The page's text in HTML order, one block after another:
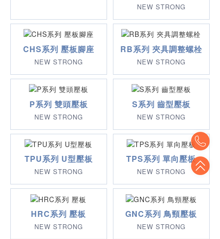
NEW STRONG
CHS系列 壓板腳座
NEW STRONG
RB系列 夾具調整螺栓
NEW STRONG
P系列 雙頭壓板
NEW STRONG
S系列 齒型壓板
NEW STRONG
TPU系列 U型壓板
NEW STRONG
TPS系列 單向壓板
NEW STRONG
HRC系列 壓板
NEW STRONG
GNC系列 鳥頸壓板
NEW STRONG